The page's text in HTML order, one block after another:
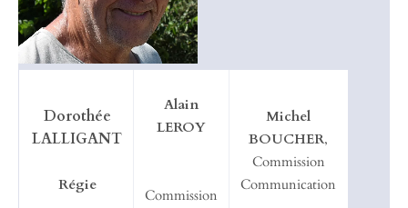
Dorothée
LALLIGANT
Régie
Alain
LEROY
Commission
Michel
BOUCHER,
Commission
Communication